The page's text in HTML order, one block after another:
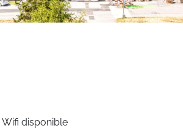
Wifi disponible